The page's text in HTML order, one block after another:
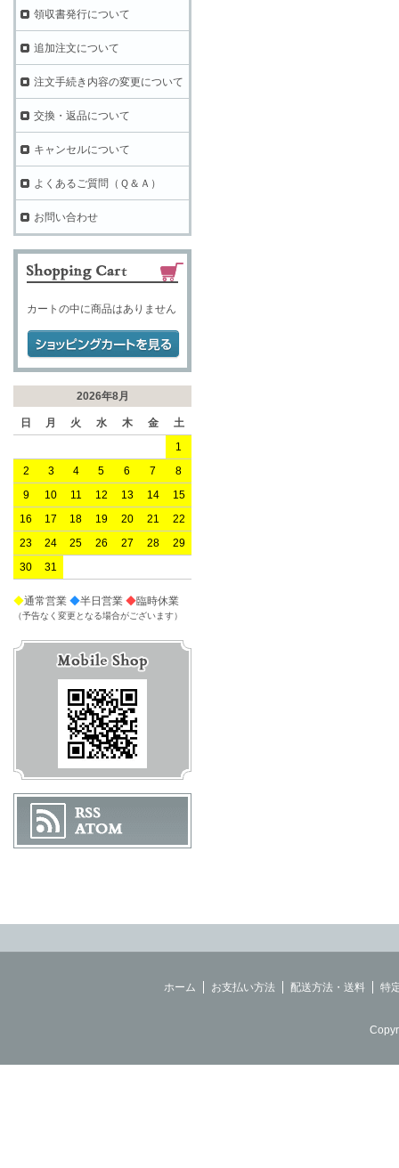
領収書発行について
追加注文について
注文手続き内容の変更について
交換・返品について
キャンセルについて
よくあるご質問（Ｑ＆Ａ）
お問い合わせ
カートの中に商品はありません
2026年8月
日 月 火 水 木 金
土
1
2
3 4 5 6 7
8
9
10 11 12 13 14
15
16
17 18 19 20 21
22
23
24 25 26 27 28
29
30
31
◆通常営業 ◆半日営業 ◆臨時休業
（予告なく変更となる場合がございます）
ホーム お支払い方法 配送方法・送料 特